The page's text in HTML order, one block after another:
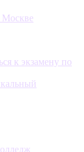
Москве
к экзамену по